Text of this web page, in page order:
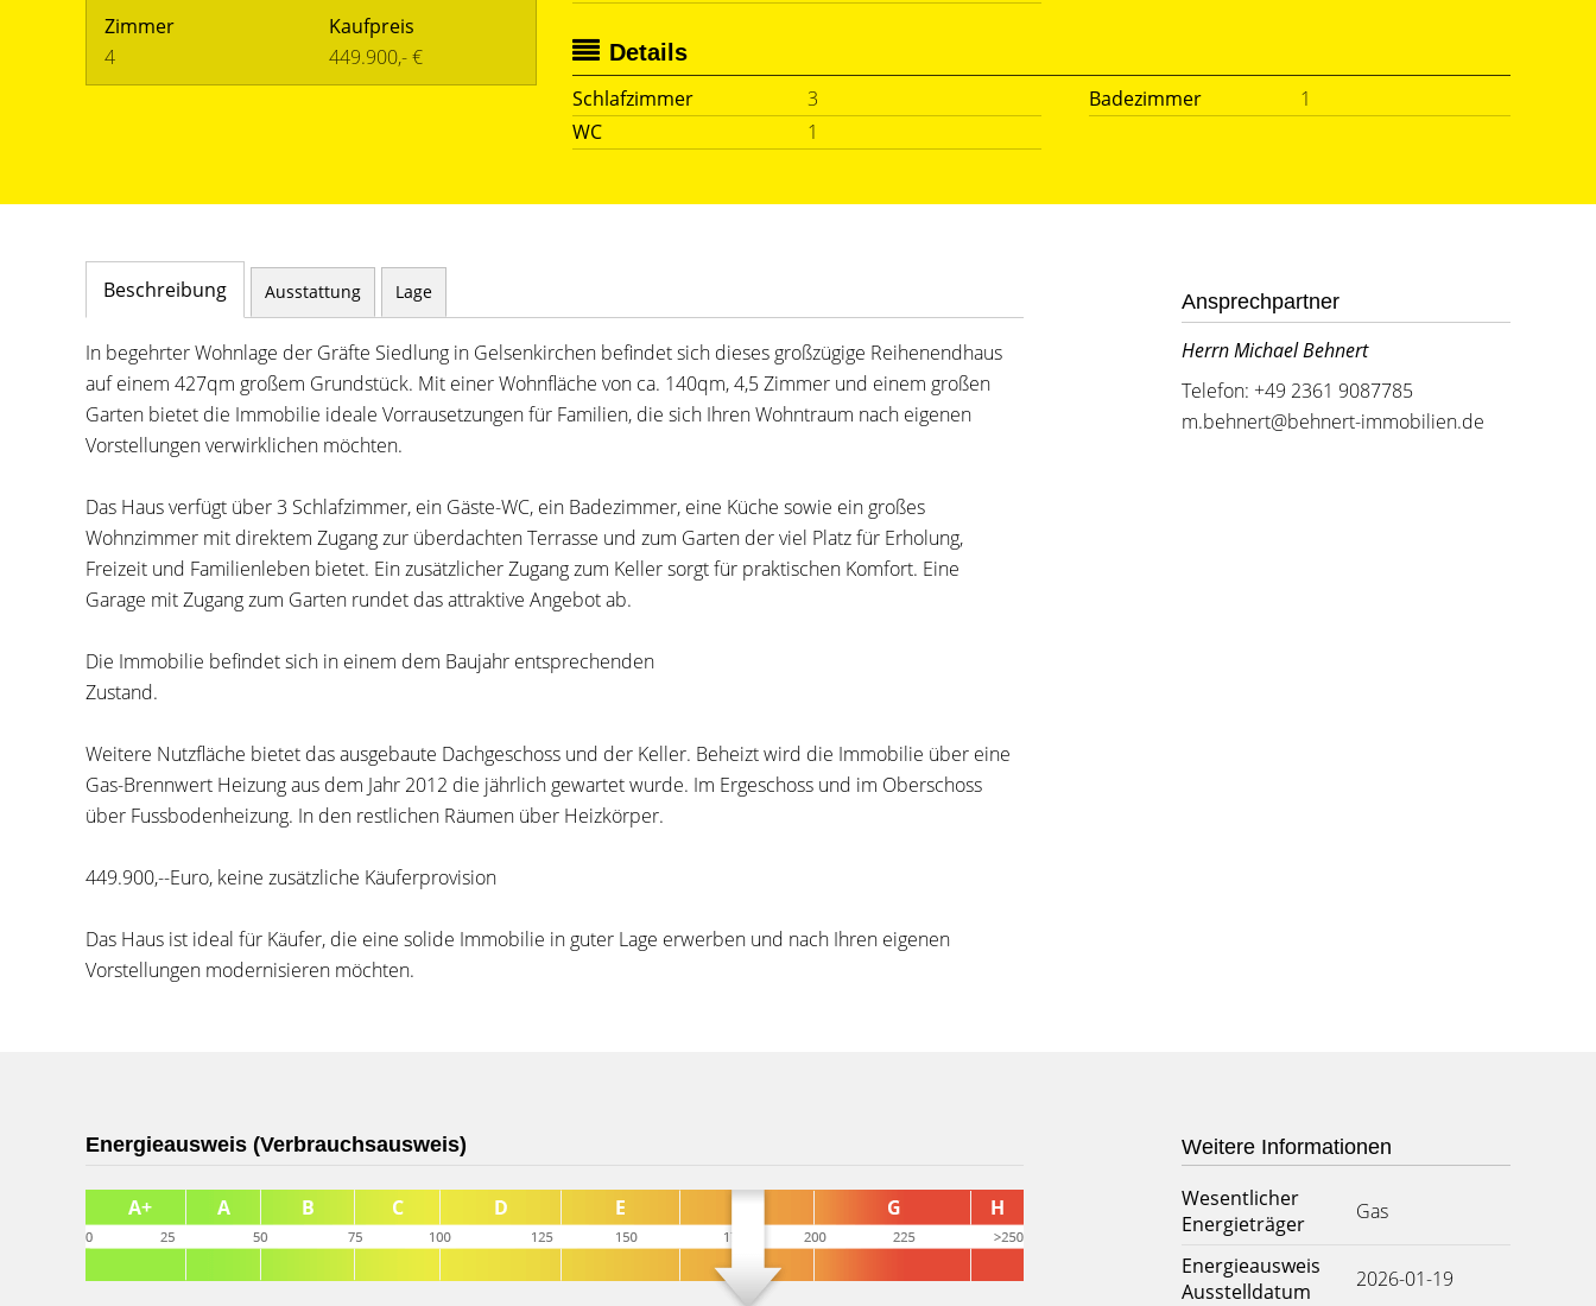
Zimmer
4
Kaufpreis
449.900,- €
Details
Schlafzimmer
3 Badezimmer
1
WC
1
Beschreibung Ausstattung Lage
In begehrter Wohnlage der Gräfte Siedlung in Gelsenkirchen befindet sich dieses großzügige Reihenendhaus
auf einem 427qm großem Grundstück. Mit einer Wohnfläche von ca. 140qm, 4,5 Zimmer und einem großen
Garten bietet die Immobilie ideale Vorrausetzungen für Familien, die sich Ihren Wohntraum nach eigenen
Vorstellungen verwirklichen möchten.
Das Haus verfügt über 3 Schlafzimmer, ein Gäste-WC, ein Badezimmer, eine Küche sowie ein großes
Wohnzimmer mit direktem Zugang zur überdachten Terrasse und zum Garten der viel Platz für Erholung,
Freizeit und Familienleben bietet. Ein zusätzlicher Zugang zum Keller sorgt für praktischen Komfort. Eine
Garage mit Zugang zum Garten rundet das attraktive Angebot ab.
Die Immobilie befindet sich in einem dem Baujahr entsprechenden
Zustand.
Weitere Nutzfläche bietet das ausgebaute Dachgeschoss und der Keller. Beheizt wird die Immobilie über eine
Gas-Brennwert Heizung aus dem Jahr 2012 die jährlich gewartet wurde. Im Ergeschoss und im Oberschoss
über Fussbodenheizung. In den restlichen Räumen über Heizkörper.
449.900,--Euro, keine zusätzliche Käuferprovision
Das Haus ist ideal für Käufer, die eine solide Immobilie in guter Lage erwerben und nach Ihren eigenen
Vorstellungen modernisieren möchten.
Ansprechpartner
Herrn Michael Behnert
Telefon: +49 2361 9087785
m.behnert@behnert-immobilien.de
Energieausweis (Verbrauchsausweis) Weitere Informationen
Wesentlicher
Energieträger
Gas
Energieausweis
Ausstelldatum
2026-01-19